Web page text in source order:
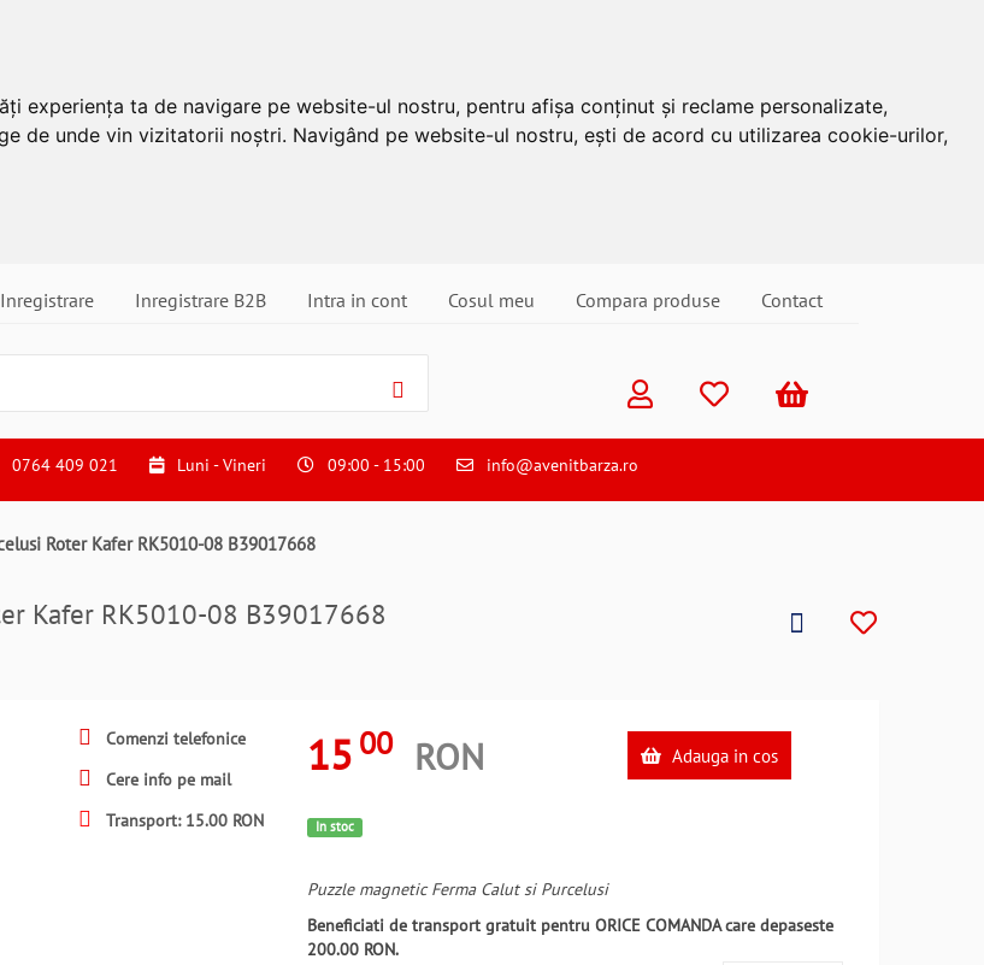
experiența ta de navigare pe website-ul nostru, pentru afișa conținut și reclame personalizate,
de unde vin vizitatorii noștri. Navigând pe website-ul nostru, ești de acord cu utilizarea cookie-urilor,
Inregistrare Inregistrare B2B Intra in cont Cosul meu Compara produse Contact
0764 409 021 Luni - Vineri 09:00 - 15:00 info@avenitbarza.ro
Roter Kafer RK5010-08 B39017668
Kafer RK5010-08 B39017668
Comenzi telefonice
Cere info pe mail
Transport: 15.00 RON
15 00 RON Adauga in cos
In stoc
Puzzle magnetic Ferma Calut si Purcelusi
Beneficiati de transport gratuit pentru ORICE COMANDA care depaseste
200.00 RON.